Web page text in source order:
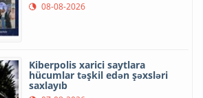
08-08-2026
Kiberpolis xarici saytlara
hücumlar təşkil edən şəxsləri
saxlayıb